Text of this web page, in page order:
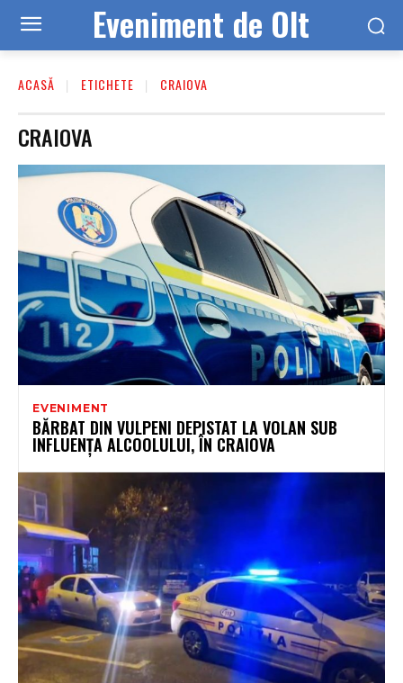
Eveniment de Olt
ACASĂ ETICHETE CRAIOVA
CRAIOVA
EVENIMENT
BĂRBAT DIN VULPENI DEPISTAT LA VOLAN SUB
INFLUENȚA ALCOOLULUI, ÎN CRAIOVA